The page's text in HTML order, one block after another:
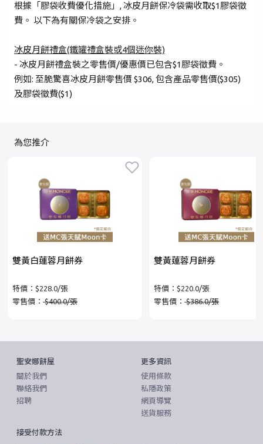
根據「膠袋收費優化措施」, 冰皮月餅保冷袋需收取$1膠袋徵
費。 以下為有關保冷袋之安排。
冰皮月餅禮盒(鐵罐禮盒裝或4個迷你裝)
- 冰皮月餅禮盒裝之零售價/優惠價已包含$1膠袋徵費。
例如: 至脆驚喜冰皮月餅零售價 $306, 包含產品零售價($305)
及膠袋徵費($1)
為您推介
雙黃白蓮蓉月餅券
特價：$228.0/張
零售價： $400.0/張
雙黃蓮蓉月餅券
特價：$220.0/張
零售價：$386.0/張
聖安娜餅屋
關於我們
聯絡我們
招聘
更多資訊
使用條款
私隱政策
網頁導覽
送貨服務
接受付款方法